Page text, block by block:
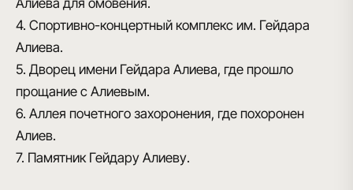
Алиева для омовения.
4. Спортивно-концертный комплекс им. Гейдара
Алиева.
5. Дворец имени Гейдара Алиева, где прошло
прощание с Алиевым.
6. Аллея почетного захоронения, где похоронен
Алиев.
7. Памятник Гейдару Алиеву.